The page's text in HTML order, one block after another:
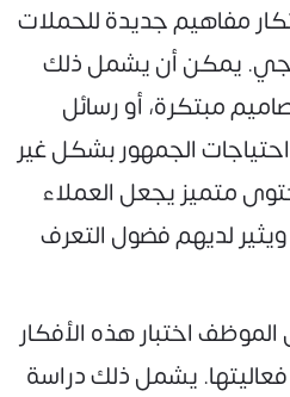
مفاهيم جديدة للحملات
يمكن أن يشمل ذلك
مبتكرة، أو رسائل
الجمهور بشكل غير
متميز يجعل العملاء
ويثير لديهم فضول التعرف
اختبار هذه الأفكار
يشمل ذلك دراسة